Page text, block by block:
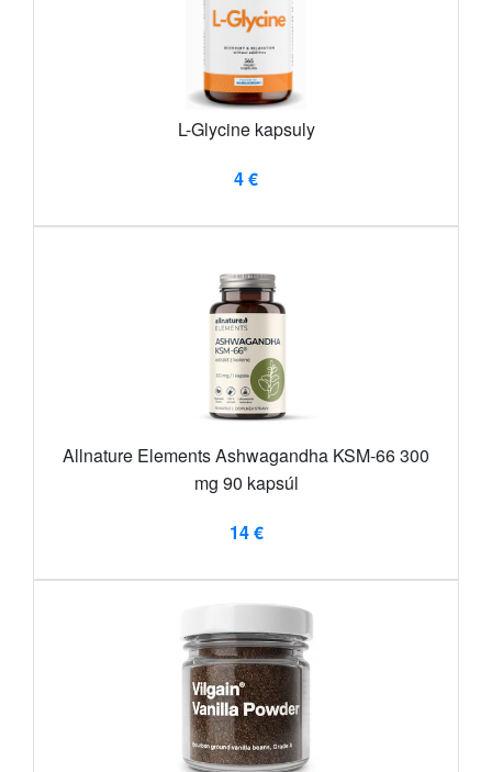
L-Glycine kapsuly
4 €
Allnature Elements Ashwagandha KSM-66 300
mg 90 kapsúl
14 €